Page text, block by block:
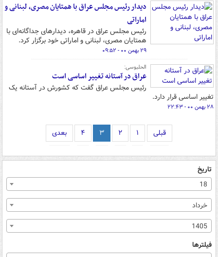
دیدار رئیس مجلس عراق با همتایان مصری، لبنانی و
اماراتی
رئیس مجلس عراق در قاهره، دیدارهای جداگانه‌ای با
همتایان مصری، لبنانی و اماراتی خود برگزار کرد.
۲۹ بهمن ۰۰ - ۰۹:۵۲
الحلبوسی:
عراق در آستانه تغییر اساسی است
رئیس مجلس عراق گفت که کشورش در آستانه یک
تغییر اساسی قرار دارد.
۲۸ بهمن ۰۰ - ۲۲:۴۳
قبلی ۱ ۲ ۳ ۴ بعدی
تاریخ
18
خرداد
1405
فیلترها